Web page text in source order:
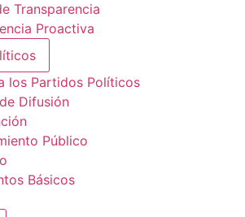
Transparencia
Proactiva
los Partidos Políticos
Difusión
Público
Básicos